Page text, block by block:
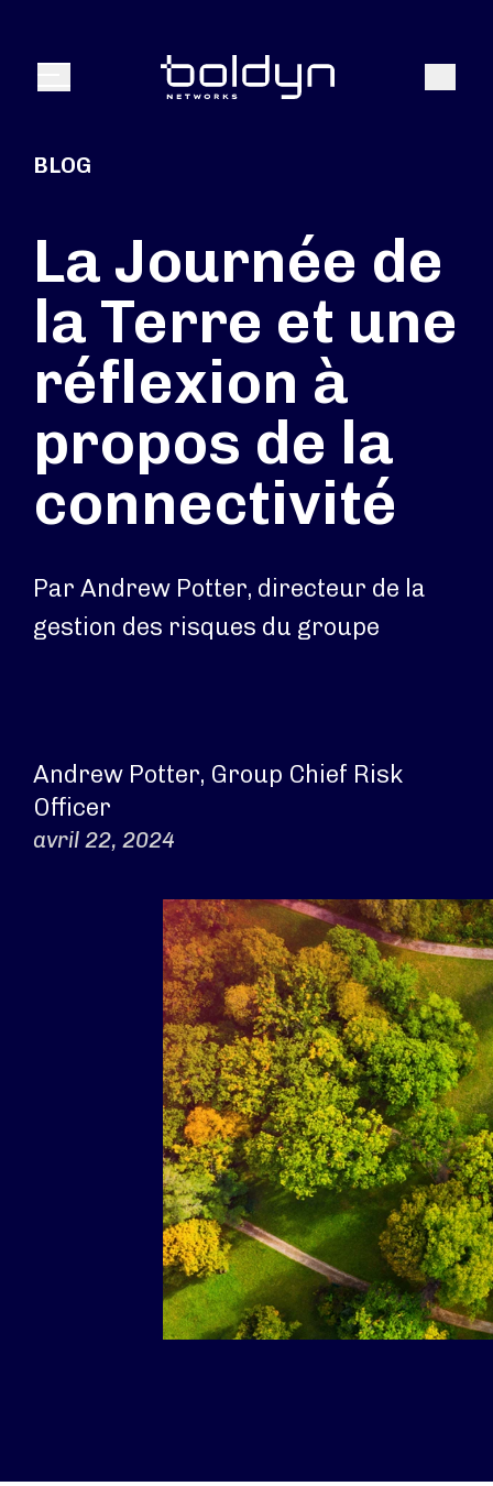
Menu
BLOG
La Journée de
la Terre et une
réflexion à
propos de la
connectivité
Par Andrew Potter, directeur de la
gestion des risques du groupe
Andrew Potter, Group Chief Risk
Officer
avril 22, 2024